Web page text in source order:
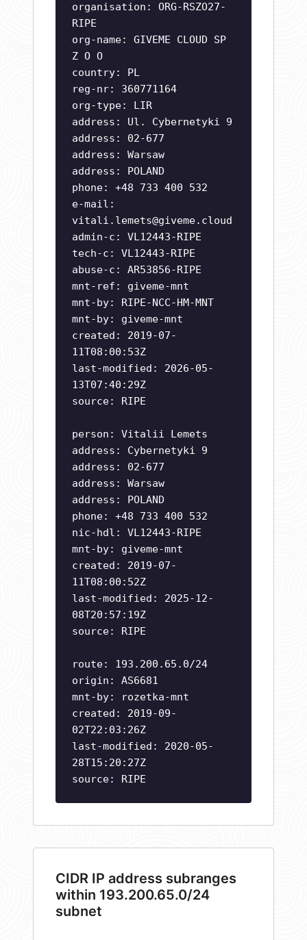
organisation: ORG-RSZO27-
RIPE
org-name: GIVEME CLOUD SP
Z O O
country: PL
reg-nr: 360771164
org-type: LIR
address: Ul. Cybernetyki 9
address: 02-677
address: Warsaw
address: POLAND
phone: +48 733 400 532
e-mail:
vitali.lemets@giveme.cloud
admin-c: VL12443-RIPE
tech-c: VL12443-RIPE
abuse-c: AR53856-RIPE
mnt-ref: giveme-mnt
mnt-by: RIPE-NCC-HM-MNT
mnt-by: giveme-mnt
created: 2019-07-
11T08:00:53Z
last-modified: 2026-05-
13T07:40:29Z
source: RIPE
person: Vitalii Lemets
address: Cybernetyki 9
address: 02-677
address: Warsaw
address: POLAND
phone: +48 733 400 532
nic-hdl: VL12443-RIPE
mnt-by: giveme-mnt
created: 2019-07-
11T08:00:52Z
last-modified: 2025-12-
08T20:57:19Z
source: RIPE
route: 193.200.65.0/24
origin: AS6681
mnt-by: rozetka-mnt
created: 2019-09-
02T22:03:26Z
last-modified: 2020-05-
28T15:20:27Z
source: RIPE
CIDR IP address subranges
within 193.200.65.0/24
subnet